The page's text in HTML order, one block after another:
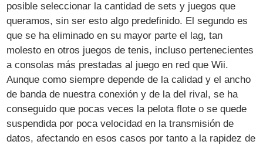
posible seleccionar la cantidad de sets y juegos que
queramos, sin ser esto algo predefinido. El segundo es
que se ha eliminado en su mayor parte el lag, tan
molesto en otros juegos de tenis, incluso pertenecientes
a consolas más prestadas al juego en red que Wii.
Aunque como siempre depende de la calidad y el ancho
de banda de nuestra conexión y de la del rival, se ha
conseguido que pocas veces la pelota flote o se quede
suspendida por poca velocidad en la transmisión de
datos, afectando en esos casos por tanto a la rapidez de